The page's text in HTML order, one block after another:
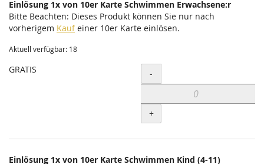
Einlösung 1x von 10er Karte Schwimmen Erwachsene:r
Bitte Beachten: Dieses Produkt können Sie nur nach
vorherigem Kaufeiner 10er Karte einlösen.
Aktuell verfügbar: 18
GRATIS Menge
-
+
Einlösung 1x von 10er Karte Schwimmen Kind (4-11)